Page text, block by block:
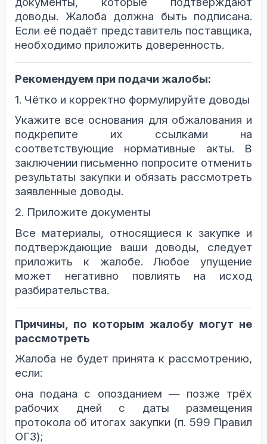
доводы. Жалоба должна быть подписана.
Если её подаёт представитель поставщика,
необходимо приложить доверенность.
Рекомендуем при подачи жалобы:
1. Чётко и корректно формулируйте доводы
Укажите все основания для обжалования и
подкрепите их ссылками на
соответствующие нормативные акты. В
заключении письменно попросите отменить
результаты закупки и обязать рассмотреть
заявленные доводы.
2. Приложите документы
Все материалы, относящиеся к закупке и
подтверждающие ваши доводы, следует
приложить к жалобе. Любое упущение
может негативно повлиять на исход
разбирательства.
Причины, по которым жалобу могут не
рассмотреть
Жалоба не будет принята к рассмотрению,
если:
она подана с опозданием — позже трёх
рабочих дней с даты размещения
протокола об итогах закупки (п. 599 Правил
ОГЗ);